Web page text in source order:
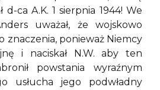
ca A.K. 1 sierpnia 1944! We
uważał, że wojskowo
znaczenia, ponieważ Niemcy
i naciskał N.W. aby ten
powstania wyraźnym
usłucha jego podwładny